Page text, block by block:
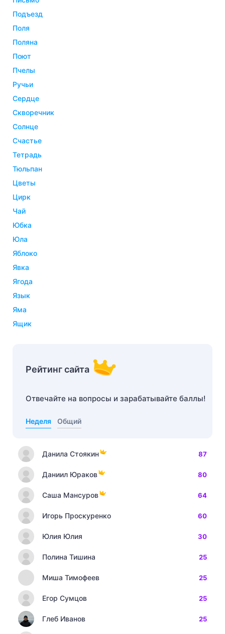
подъезд
поля
поляна
поют
пчелы
ручьи
сердце
скворечник
солнце
счастье
тетрадь
тюльпан
цветы
цирк
чай
юбка
юла
яблоко
явка
ягода
язык
яма
ящик
Рейтинг сайта
Отвечайте на вопросы и зарабатывайте баллы!
Неделя Общий
Данила Стоякин 87
Даниил Юраков 80
Саша Мансуров 64
Игорь Проскуренко 60
Юлия Юлия 30
Полина Тишина 25
Миша Тимофеев 25
Егор Сумцов 25
Глеб Иванов 25